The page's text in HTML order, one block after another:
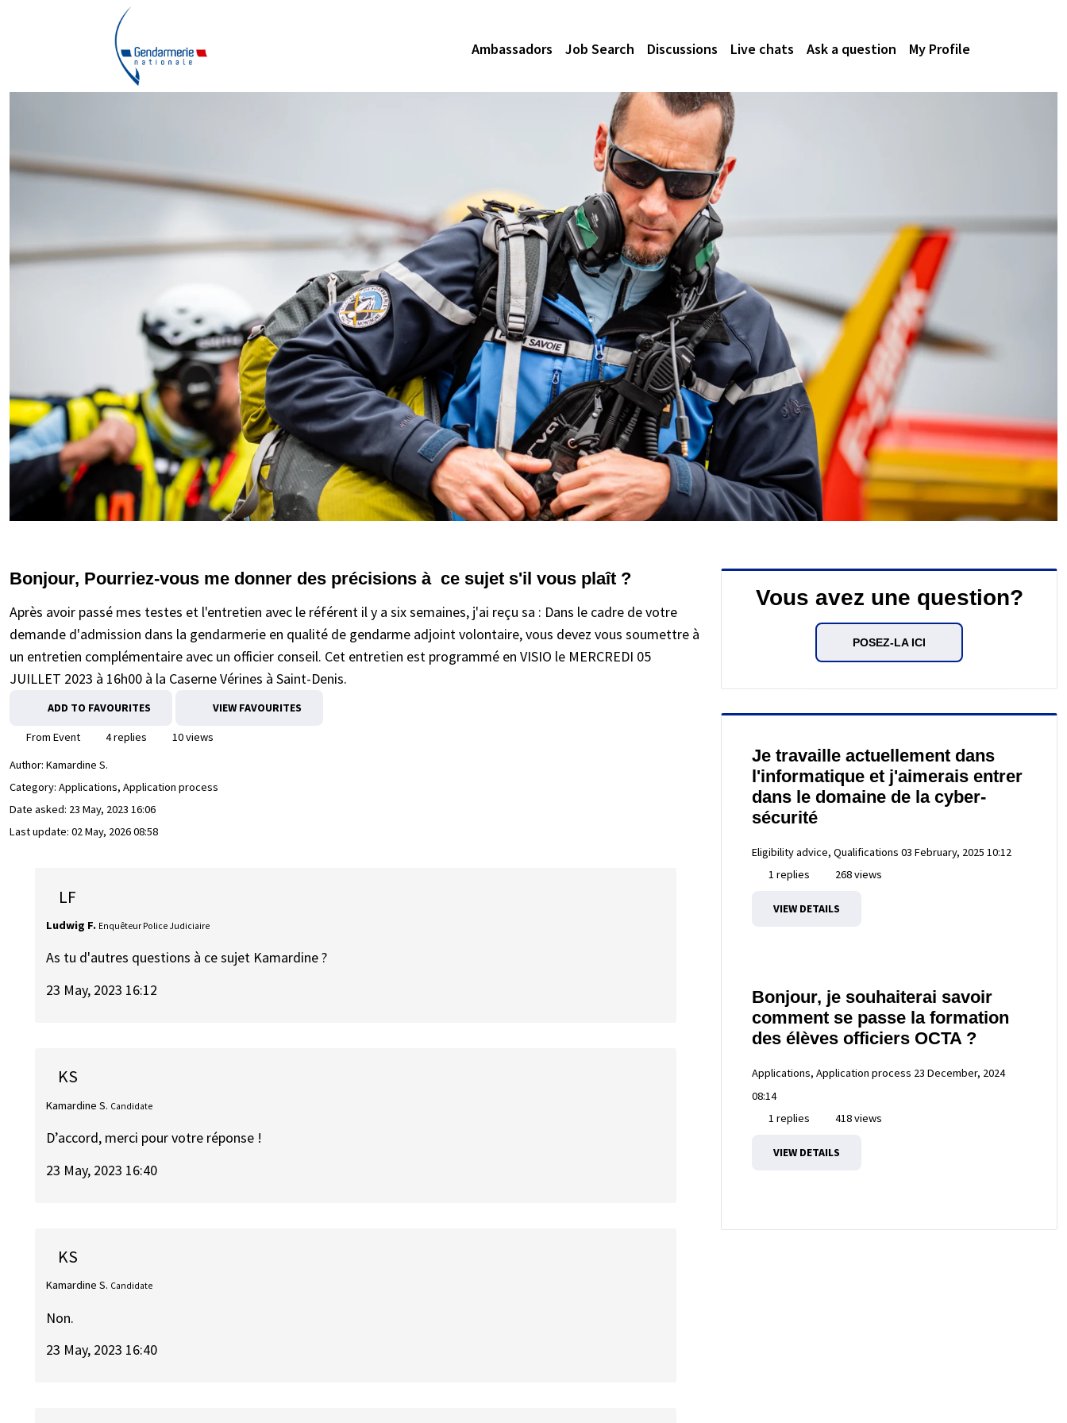
Ambassadors Job Search Discussions Live chats Ask a question My Profile
Bonjour, Pourriez-vous me donner des précisions à ce sujet s'il vous plaît ?
Après avoir passé mes testes et l'entretien avec le référent il y a six semaines, j'ai reçu sa : Dans le cadre de votre
demande d'admission dans la gendarmerie en qualité de gendarme adjoint volontaire, vous devez vous soumettre à
un entretien complémentaire avec un officier conseil. Cet entretien est programmé en VISIO le MERCREDI 05
JUILLET 2023 à 16h00 à la Caserne Vérines à Saint-Denis.
ADD TO FAVOURITES VIEW FAVOURITES
From Event 4 replies
10 views
Author: Kamardine S.
Category: Applications, Application process
Date asked: 23 May, 2023 16:06
Last update: 02 May, 2026 08:58
LF
Ludwig F. Enquêteur Police Judiciaire
As tu d'autres questions à ce sujet Kamardine ?
23 May, 2023 16:12
KS
Kamardine S. Candidate
D’accord, merci pour votre réponse !
23 May, 2023 16:40
KS
Kamardine S. Candidate
Non.
23 May, 2023 16:40
Vous avez une question?
POSEZ-LA ICI
Je travaille actuellement dans
l'informatique et j'aimerais entrer
dans le domaine de la cyber-
sécurité
Eligibility advice, Qualifications 03 February, 2025 10:12
1 replies
268 views
VIEW DETAILS
Bonjour, je souhaiterai savoir
comment se passe la formation
des élèves officiers OCTA ?
Applications, Application process 23 December, 2024
08:14
1 replies
418 views
VIEW DETAILS